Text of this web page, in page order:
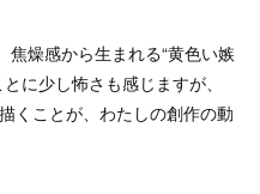
焦燥感から生まれる“黄色い嫉
に少し怖さも感じますが、
くことが、わたしの創作の動